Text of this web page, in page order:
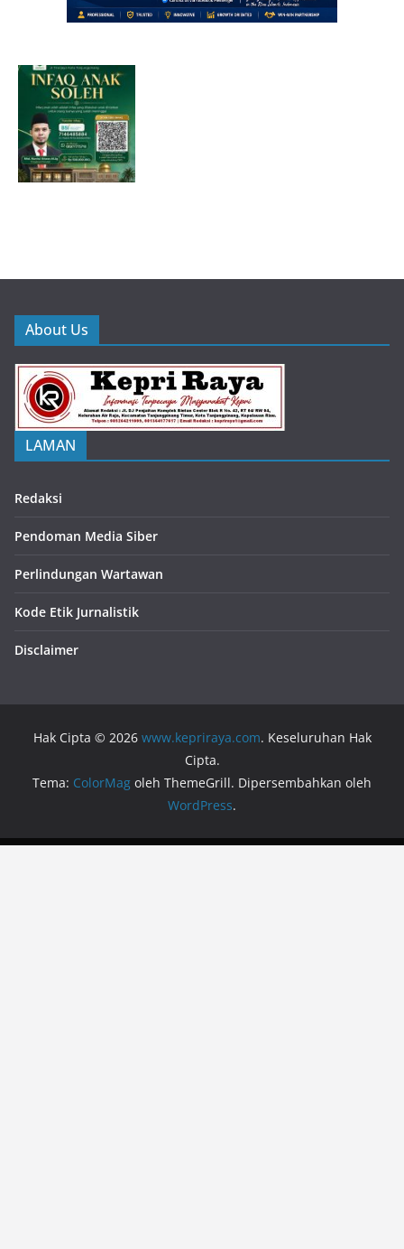
About Us
LAMAN
Redaksi
Pendoman Media Siber
Perlindungan Wartawan
Kode Etik Jurnalistik
Disclaimer
Hak Cipta © 2026 www.kepriraya.com. Keseluruhan Hak
Cipta.
Tema: ColorMag oleh ThemeGrill. Dipersembahkan oleh
WordPress.